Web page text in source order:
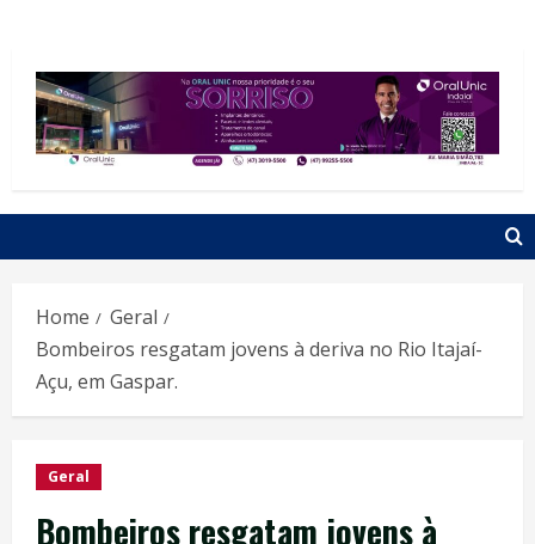
Home
Geral
Bombeiros resgatam jovens à deriva no Rio Itajaí-
Açu, em Gaspar.
Geral
Bombeiros resgatam jovens à